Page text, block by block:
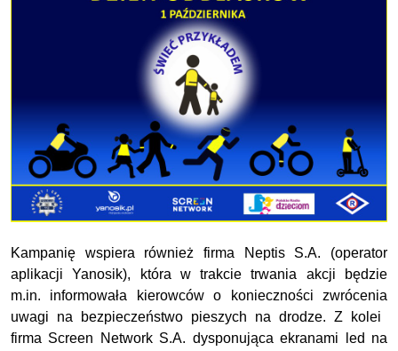
Kampanię wspiera również firma Neptis S.A. (operator
aplikacji Yanosik), która w trakcie trwania akcji będzie
m.in. informowała kierowców o konieczności zwrócenia
uwagi na bezpieczeństwo pieszych na drodze. Z kolei
firma Screen Network S.A. dysponująca ekranami led na